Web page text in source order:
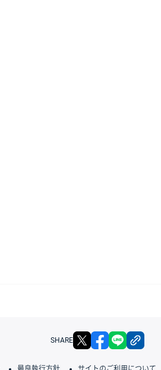
SHARE X facebook